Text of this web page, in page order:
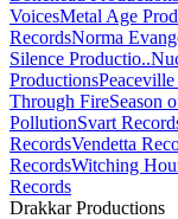
VoicesMetal Age
RecordsNorma
Silence Productio..
Productions
Through FireSeason
PollutionSvart
RecordsVendetta
RecordsWitching
Records
Drakkar Productions